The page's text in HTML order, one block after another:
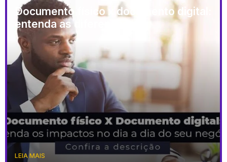
Documento físico x documento digital:
entenda as diferenças
LEIA MAIS